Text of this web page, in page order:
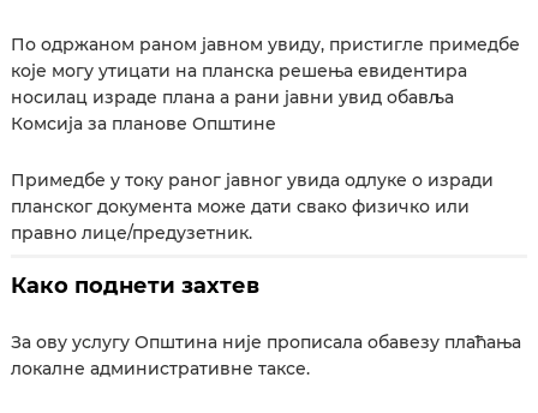
По одржаном раном јавном увиду, пристигле примедбе
које могу утицати на планска решења евидентира
носилац израде плана а рани јавни увид обавља
Комсија за планове Општинe
Примедбе у току раног јавног увида одлуке о изради
планског документа може дати свако физичко или
правно лице/предузетник.
Како поднети захтев
За ову услугу Општина није прописала обавезу плаћања
локалне административне таксе.